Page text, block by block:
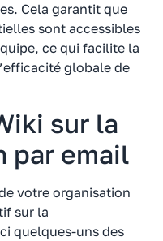
Cela garantit que
sont accessibles
ce qui facilite la
globale de
sur la
par email
votre organisation
sur la
quelques-uns des